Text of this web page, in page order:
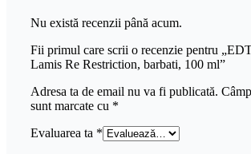
Nu există recenzii până acum.
Fii primul care scrii o recenzie pentru
Lamis Re Restriction, barbati, 100 ml”
Adresa ta de email nu va fi publicată.
sunt marcate cu *
Evaluarea ta *